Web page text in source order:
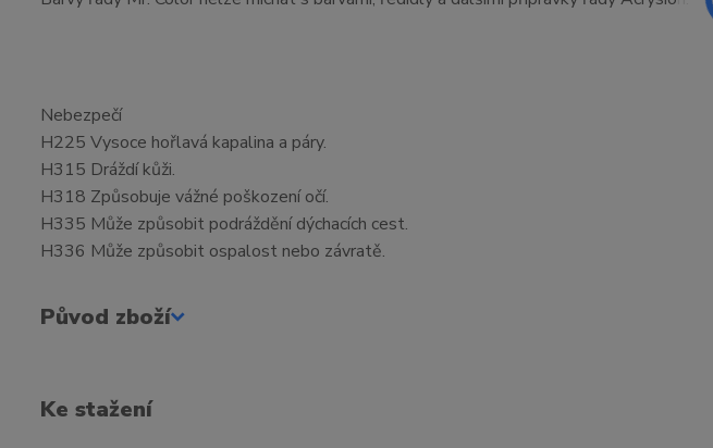
Nebezpečí
H225 Vysoce hořlavá kapalina a páry.
H315 Dráždí kůži.
H318 Způsobuje vážné poškození očí.
H335 Může způsobit podráždění dýchacích cest.
H336 Může způsobit ospalost nebo závratě.
Původ zboží
Ke stažení